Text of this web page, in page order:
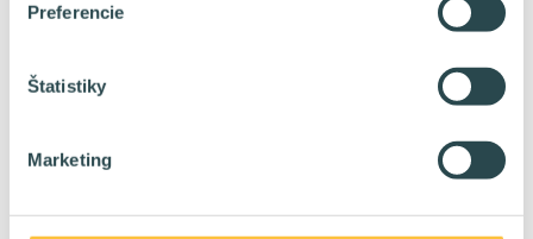
Preferencie
Štatistiky
Marketing
HomeOffice: